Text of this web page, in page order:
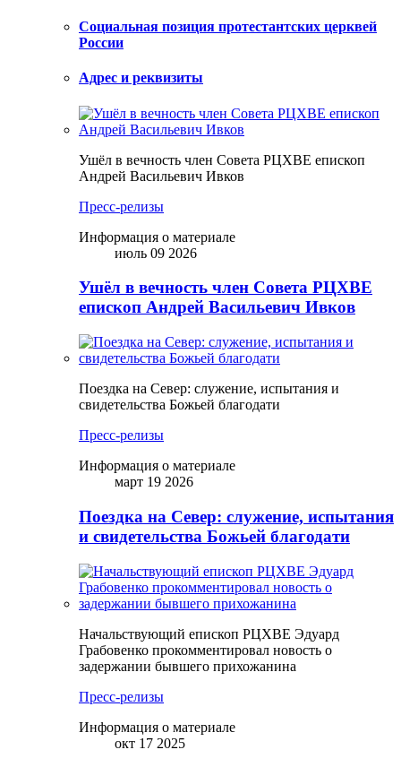
Социальная позиция протестантских церквей
России
Адрес и реквизиты
Ушёл в вечность член Совета РЦХВЕ епископ
Андрей Васильевич Ивков
Пресс-релизы
Информация о материале
июль 09 2026
Ушёл в вечность член Совета РЦХВЕ
епископ Андрей Васильевич Ивков
Поездка на Север: служение, испытания и
свидетельства Божьей благодати
Пресс-релизы
Информация о материале
март 19 2026
Поездка на Север: служение, испытания
и свидетельства Божьей благодати
Начальствующий епископ РЦХВЕ Эдуард
Грабовенко прокомментировал новость о
задержании бывшего прихожанина
Пресс-релизы
Информация о материале
окт 17 2025